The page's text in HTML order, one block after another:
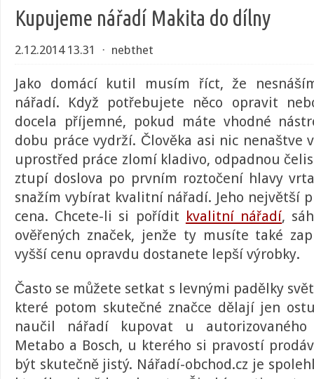
Kupujeme nářadí Makita do dílny
2.12.2014 13.31 ⋅ nebthet
Jako domácí kutil musím říct, že
nářadí. Když potřebujete něco opravit
docela příjemné, pokud máte vhodné
dobu práce vydrží. Člověka asi nic nenaštve
uprostřed práce zlomí kladivo, odpadnou
ztupí doslova po prvním roztočení hlavy
snažím vybírat kvalitní nářadí. Jeho největší
cena. Chcete-li si pořídit kvalitní nářadí,
ověřených značek, jenže ty musíte také
vyšší cenu opravdu dostanete lepší výrobky.
Často se můžete setkat s levnými padělky
které potom skutečné značce dělají jen
naučil nářadí kupovat u
Metabo a Bosch, u kterého si pravostí
být skutečně jistý. Nářadí-obchod.cz je